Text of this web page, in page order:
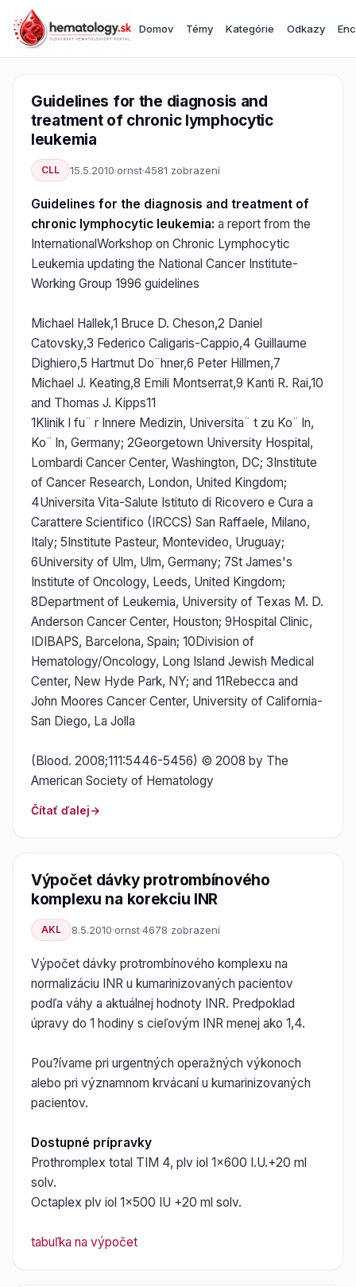
Domov Témy Kategórie Odkazy
Guidelines for the diagnosis and
treatment of chronic lymphocytic
leukemia
CLL 15.5.2010·ornst·4581 zobrazení
Guidelines for the diagnosis and treatment of
chronic lymphocytic leukemia: a report from the
InternationalWorkshop on Chronic Lymphocytic
Leukemia updating the National Cancer Institute-
Working Group 1996 guidelines
Michael Hallek,1 Bruce D. Cheson,2 Daniel
Catovsky,3 Federico Caligaris-Cappio,4 Guillaume
Dighiero,5 Hartmut Do¨hner,6 Peter Hillmen,7
Michael J. Keating,8 Emili Montserrat,9 Kanti R. Rai,10
and Thomas J. Kipps11
1Klinik I fu¨ r Innere Medizin, Universita¨ t zu Ko¨ ln,
Ko¨ ln, Germany; 2Georgetown University Hospital,
Lombardi Cancer Center, Washington, DC; 3Institute
of Cancer Research, London, United Kingdom;
4Universita Vita-Salute Istituto di Ricovero e Cura a
Carattere Scientifico (IRCCS) San Raffaele, Milano,
Italy; 5Institute Pasteur, Montevideo, Uruguay;
6University of Ulm, Ulm, Germany; 7St James's
Institute of Oncology, Leeds, United Kingdom;
8Department of Leukemia, University of Texas M. D.
Anderson Cancer Center, Houston; 9Hospital Clinic,
IDIBAPS, Barcelona, Spain; 10Division of
Hematology/Oncology, Long Island Jewish Medical
Center, New Hyde Park, NY; and 11Rebecca and
John Moores Cancer Center, University of California-
San Diego, La Jolla
(Blood. 2008;111:5446-5456) © 2008 by The
American Society of Hematology
Čítať ďalej
Výpočet dávky protrombínového
komplexu na korekciu INR
AKL 8.5.2010·ornst·4678 zobrazení
Výpočet dávky protrombínového komplexu na
normalizáciu INR u kumarinizovaných pacientov
podľa váhy a aktuálnej hodnoty INR. Predpoklad
úpravy do 1 hodiny s cieľovým INR menej ako 1,4.
Pou?ívame pri urgentných operažných výkonoch
alebo pri významnom krvácaní u kumarinizovaných
pacientov.
Dostupné prípravky
Prothromplex total TIM 4, plv iol 1x600 I.U.+20 ml
solv.
Octaplex plv iol 1x500 IU +20 ml solv.
tabuľka na výpočet